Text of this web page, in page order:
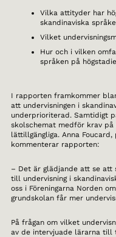
Vilka attityder har
skandinaviska
Vilket
Hur och i vilken
språken på
I rapporten framkommer
att undervisningen i
underprioriterad. Samtidigt
skolschemat medför krav
lättillgängliga. Anna
kommenterar rapporten:
– Det är glädjande att se att
till undervisning i
oss i Föreningarna Norden
grundskolan får mer
På frågan om vilket
av de intervjuade lärarna till